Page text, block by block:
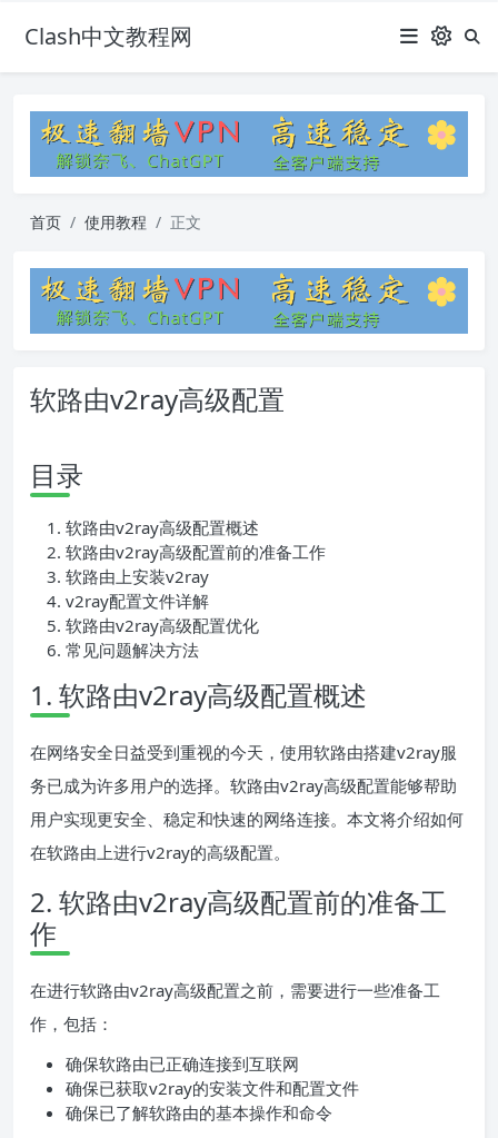
Clash中文教程网
首页 使用教程 正文
软路由v2ray高级配置
目录
软路由v2ray高级配置概述
软路由v2ray高级配置前的准备工作
软路由上安装v2ray
v2ray配置文件详解
软路由v2ray高级配置优化
常见问题解决方法
1. 软路由v2ray高级配置概述
在网络安全日益受到重视的今天，使用软路由搭建v2ray服
务已成为许多用户的选择。软路由v2ray高级配置能够帮助
用户实现更安全、稳定和快速的网络连接。本文将介绍如何
在软路由上进行v2ray的高级配置。
2. 软路由v2ray高级配置前的准备工
作
在进行软路由v2ray高级配置之前，需要进行一些准备工
作，包括：
确保软路由已正确连接到互联网
确保已获取v2ray的安装文件和配置文件
确保已了解软路由的基本操作和命令